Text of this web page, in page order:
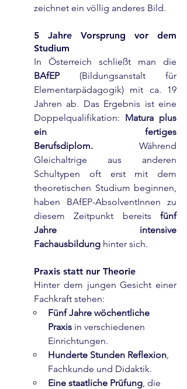
zeichnet ein völlig anderes Bild.
5 Jahre Vorsprung vor dem
Studium
BAfEP (Bildungsanstalt für
Elementarpädagogik) mit ca. 19
Jahren ab. Das Ergebnis ist eine
Doppelqualifikation: Matura plus
ein fertiges
Berufsdiplom. Während
Gleichaltrige aus anderen
Schultypen oft erst mit dem
theoretischen Studium beginnen,
haben BAfEP-AbsolventInnen zu
diesem Zeitpunkt bereits fünf
Jahre intensive
Fachausbildung hinter sich.
Praxis statt nur Theorie
Hinter dem jungen Gesicht einer
Fachkraft stehen:
Fünf Jahre wöchentliche
Praxis in verschiedenen
Einrichtungen.
Hunderte Stunden Reflexion
Fachkunde und Didaktik.
Eine staatliche Prüfung , die